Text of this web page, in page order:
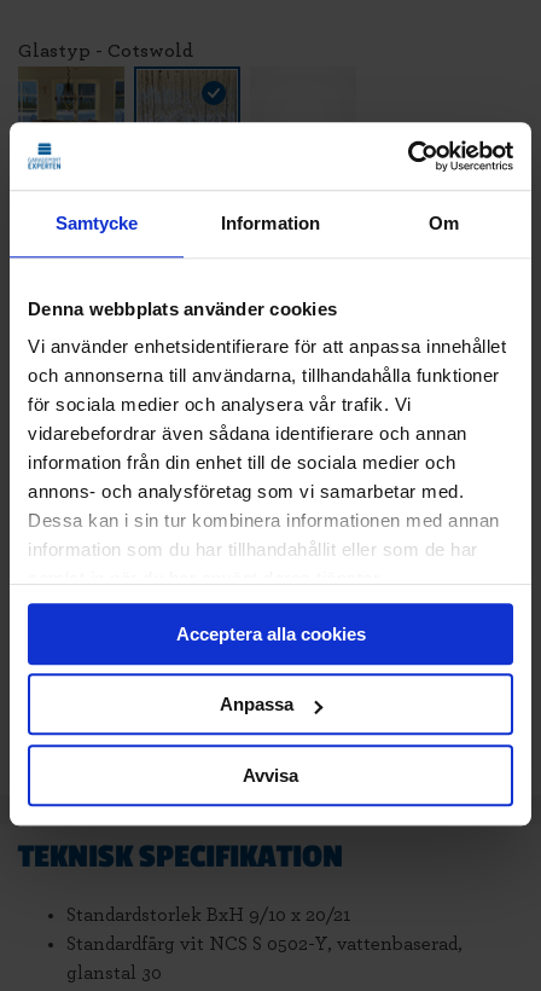
Samtycke Information Om
Denna webbplats använder cookies
Vi använder enhetsidentifierare för att anpassa innehållet
och annonserna till användarna, tillhandahålla funktioner
för sociala medier och analysera vår trafik. Vi
vidarebefordrar även sådana identifierare och annan
information från din enhet till de sociala medier och
annons- och analysföretag som vi samarbetar med.
Dessa kan i sin tur kombinera informationen med annan
information som du har tillhandahållit eller som de har
Acceptera alla cookies
Anpassa
Avvisa
Glastyp - Cotswold
LÄGG TILL
STANDARDMONTAGE
Klickahärför att se vad som ingår i ett
standardmontage.
Pris 14 588
Delbetala med Svea(
Lägg i varukorg
Beräknad leveranstid 6-8 veckor. Vid montering
är leveranstiden något längre.
TEKNISK SPECIFIKATION
Standardstorlek BxH 9/10 x 20/21
Standardfärg vit NCS S 0502-Y, vattenbaserad,
glanstal 30